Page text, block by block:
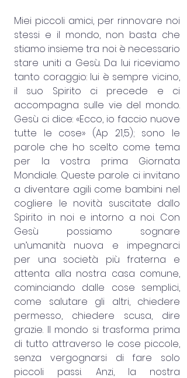
Miei piccoli amici, per rinnovare noi
stessi e il mondo, non basta che
stiamo insieme tra noi: è necessario
stare uniti a Gesù. Da lui riceviamo
tanto coraggio: lui è sempre vicino,
il suo Spirito ci precede e ci
accompagna sulle vie del mondo.
Gesù ci dice: «Ecco, io faccio nuove
tutte le cose» (Ap 21,5); sono le
parole che ho scelto come tema
per la vostra prima Giornata
Mondiale. Queste parole ci invitano
a diventare agili come bambini nel
cogliere le novità suscitate dallo
Spirito in noi e intorno a noi. Con
Gesù possiamo sognare
un’umanità nuova e impegnarci
per una società più fraterna e
attenta alla nostra casa comune,
cominciando dalle cose semplici,
come salutare gli altri, chiedere
permesso, chiedere scusa, dire
grazie. Il mondo si trasforma prima
di tutto attraverso le cose piccole,
senza vergognarsi di fare solo
piccoli passi. Anzi, la nostra